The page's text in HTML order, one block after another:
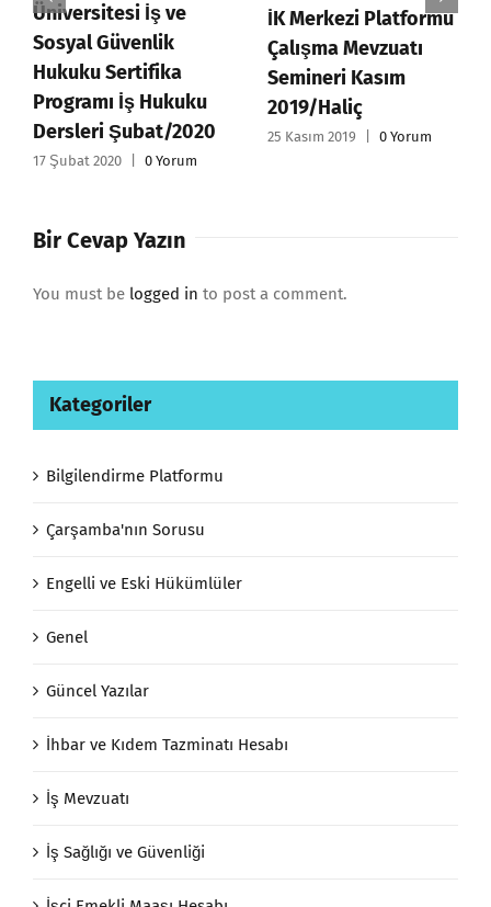
Üniversitesi İş ve
Sosyal Güvenlik
Hukuku Sertifika
Programı İş Hukuku
Dersleri Şubat/2020
17 Şubat 2020 0 Yorum
İK Merkezi Platformu
Çalışma Mevzuatı
Semineri Kasım
2019/Haliç
25 Kasım 2019 0 Yorum
Bir Cevap Yazın
You must be logged in to post a comment.
Kategoriler
Bilgilendirme Platformu
Çarşamba'nın Sorusu
Engelli ve Eski Hükümlüler
Genel
Güncel Yazılar
İhbar ve Kıdem Tazminatı Hesabı
İş Mevzuatı
İş Sağlığı ve Güvenliği